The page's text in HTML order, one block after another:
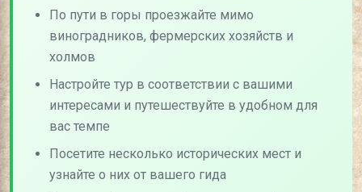
По пути в горы проезжайте мимо
виноградников, фермерских хозяйств и
холмов
Настройте тур в соответствии с вашими
интересами и путешествуйте в удобном для
вас темпе
Посетите несколько исторических мест и
узнайте о них от вашего гида